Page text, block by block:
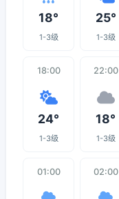
18°
1-3级
25°
1-3级
18:00
24°
1-3级
22:00
18°
1-3级
01:00 02:00